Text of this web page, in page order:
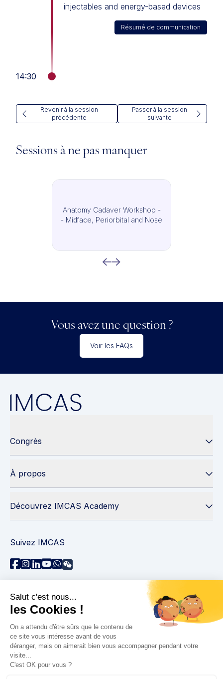
injectables and energy-based devices
Résumé de communication
14:30
Revenir à la session
précédente
Passer à la session
suivante
Sessions à ne pas manquer
Anatomy Cadaver Workshop -
- Midface, Periorbital and Nose
Vous avez une question ?
Voir les FAQs
Congrès
À propos
Découvrez IMCAS Academy
Suivez IMCAS
Besoin d'aide ?
Contactez-nous
Lire les FAQs
Politique de confidentialité